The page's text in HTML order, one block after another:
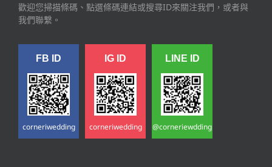
歡迎您掃描條碼、點選條碼連結或搜尋ID來關注我們，或者與
我們聯繫。
FB ID
corneriwedding
IG ID
corneriwedding
LINE ID
@corneriewdding